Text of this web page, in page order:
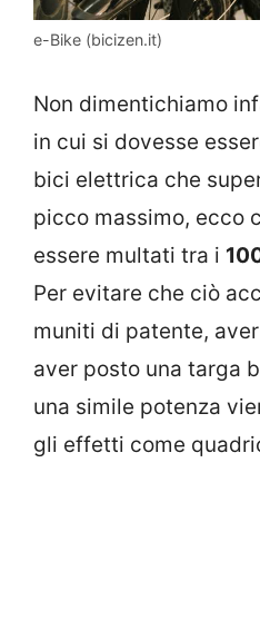
e-Bike (bicizen.it)
Non dimentichiamo
in cui si dovesse
bici elettrica che
picco massimo, ecco
essere multati tra i
Per evitare che ciò
muniti di patente,
aver posto una targa
una simile potenza
gli effetti come